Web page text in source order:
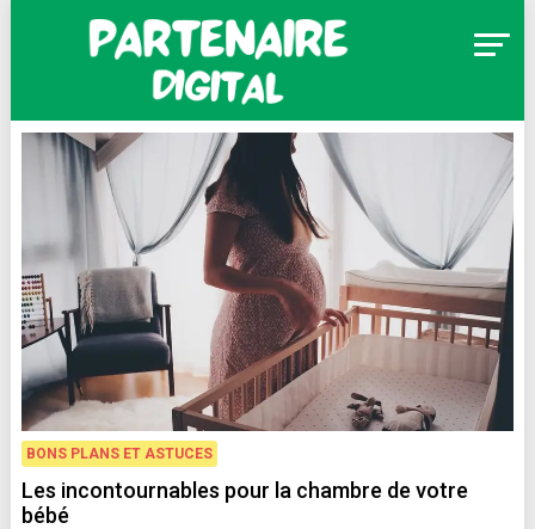
Partenaire Digital
BONS PLANS ET ASTUCES
Les incontournables pour la chambre de votre
bébé